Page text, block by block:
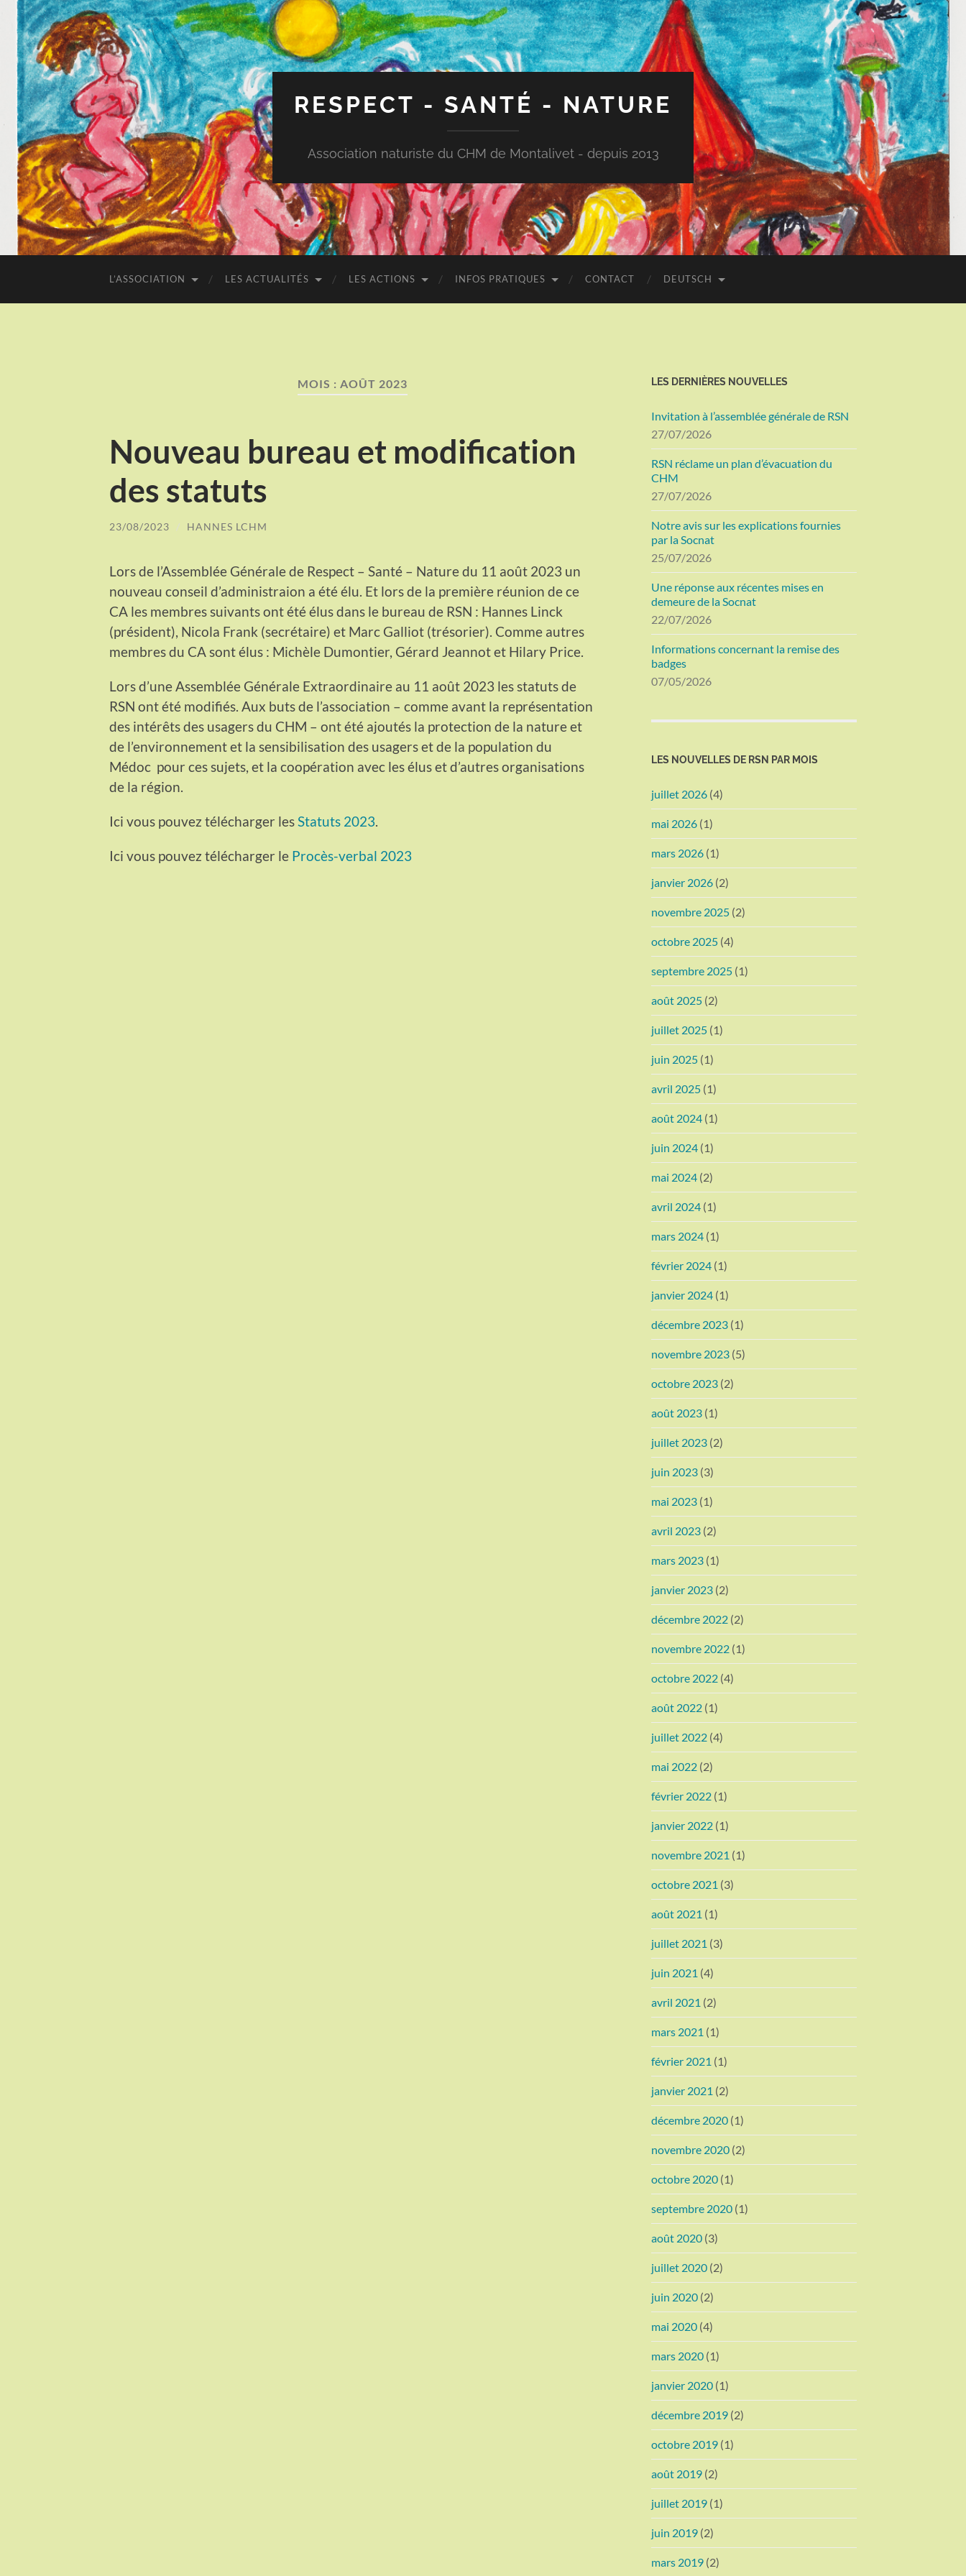
RESPECT - SANTÉ - NATURE
Association naturiste du CHM de Montalivet - depuis 2013
L’ASSOCIATION LES ACTUALITÉS LES ACTIONS INFOS PRATIQUES CONTACT DEUTSCH
MOIS : AOÛT 2023
Nouveau bureau et modification
des statuts
23/08/2023 / HANNES LCHM
Lors de l’Assemblée Générale de Respect – Santé – Nature du 11 août 2023 un
nouveau conseil d’administraion a été élu. Et lors de la première réunion de ce
CA les membres suivants ont été élus dans le bureau de RSN : Hannes Linck
(président), Nicola Frank (secrétaire) et Marc Galliot (trésorier). Comme autres
membres du CA sont élus : Michèle Dumontier, Gérard Jeannot et Hilary Price.
Lors d’une Assemblée Générale Extraordinaire au 11 août 2023 les statuts de
RSN ont été modifiés. Aux buts de l’association – comme avant la représentation
des intérêts des usagers du CHM – ont été ajoutés la protection de la nature et
de l’environnement et la sensibilisation des usagers et de la population du
Médoc pour ces sujets, et la coopération avec les élus et d’autres organisations
de la région.
Ici vous pouvez télécharger lesStatuts 2023.
Ici vous pouvez télécharger le Procès-verbal 2023
LES DERNIÈRES NOUVELLES
Invitation à l’assemblée générale de RSN
27/07/2026
RSN réclame un plan d’évacuation du
CHM
27/07/2026
Notre avis sur les explications fournies
par la Socnat
25/07/2026
Une réponse aux récentes mises en
demeure de la Socnat
22/07/2026
Informations concernant la remise des
badges
07/05/2026
LES NOUVELLES DE RSN PAR MOIS
juillet 2026 (4)
mai 2026 (1)
mars 2026 (1)
janvier 2026 (2)
novembre 2025 (2)
octobre 2025 (4)
septembre 2025 (1)
août 2025 (2)
juillet 2025 (1)
juin 2025 (1)
avril 2025 (1)
août 2024 (1)
juin 2024 (1)
mai 2024 (2)
avril 2024 (1)
mars 2024 (1)
février 2024 (1)
janvier 2024 (1)
décembre 2023 (1)
novembre 2023 (5)
octobre 2023 (2)
août 2023 (1)
juillet 2023 (2)
juin 2023 (3)
mai 2023 (1)
avril 2023 (2)
mars 2023 (1)
janvier 2023 (2)
décembre 2022 (2)
novembre 2022 (1)
octobre 2022 (4)
août 2022 (1)
juillet 2022 (4)
mai 2022 (2)
février 2022 (1)
janvier 2022 (1)
novembre 2021 (1)
octobre 2021 (3)
août 2021 (1)
juillet 2021 (3)
juin 2021 (4)
avril 2021 (2)
mars 2021 (1)
février 2021 (1)
janvier 2021 (2)
décembre 2020 (1)
novembre 2020 (2)
octobre 2020 (1)
septembre 2020 (1)
août 2020 (3)
juillet 2020 (2)
juin 2020 (2)
mai 2020 (4)
mars 2020 (1)
janvier 2020 (1)
décembre 2019 (2)
octobre 2019 (1)
août 2019 (2)
juillet 2019 (1)
juin 2019 (2)
mars 2019 (2)